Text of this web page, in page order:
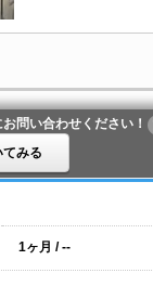
問い合わせください！
てみる
1ヶ月 / --